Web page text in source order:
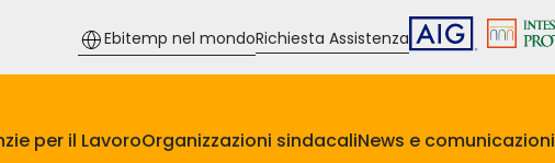
Ebitemp nel mondoRichiesta Assistenza
per il LavoroOrganizzazioni sindacaliNews e comunicazioni